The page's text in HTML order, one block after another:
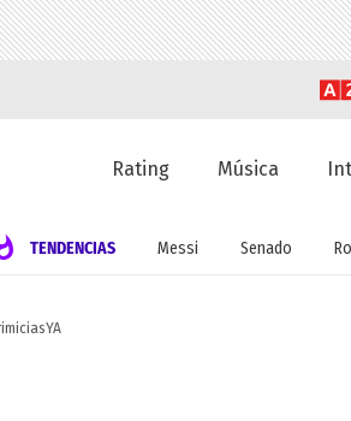
Rating Música
TENDENCIAS Messi Senado